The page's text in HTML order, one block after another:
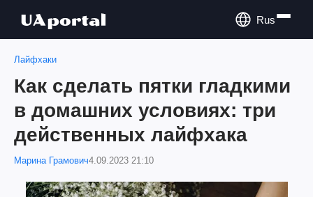
Rus
Лайфхаки
Как сделать пятки гладкими
в домашних условиях: три
действенных лайфхака
Марина Грамович4.09.2023 21:10